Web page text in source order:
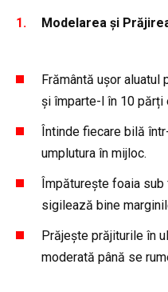
Modelarea și
Frământă ușor aluatul
și împarte-l în 10 părți
Întinde fiecare bilă
umplutura în mijloc.
Împăturește foaia
sigilează bine
Prăjește prăjiturile în
moderată până se